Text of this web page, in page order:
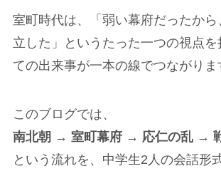
室町時代は、「弱い幕府だったから
立した」というたった一つの視点
ての出来事が一本の線でつながりま
このブログでは、
南北朝 → 室町幕府 → 応仁の乱 →
という流れを、中学生2人の会話形